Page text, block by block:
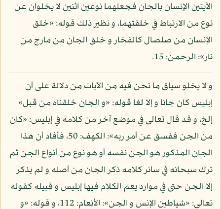
الآيتين الإنسان بالجان فجعلهما نوعين اثنين لا يخلوان عن
نوع من الارتباط في خلقتهما، و نظير ذلك قوله: «خلق
الإنسان من صلصال كالفخار و خلق الجان من مارج من
نار»: الرحمن: 15.
و لا يخلو سياق ما نحن فيه من الآيات من دلالة على أن
إبليس كان جانا و إلا لغا قوله: «و الجان خلقناه من قبل»
إلخ، و قد قال تعالى في موضع آخر من كلامه في إبليس: «كان
من الجن ففسق عن أمر ربه»: الكهف: 50، فأفاد أن هذا
الجان المذكور هو الجن نفسه أو هو نوع من أنواع الجن ثم
ترك سبحانه في سائر كلامه ذكر الجان من أصله و لم يذكر
إلا الجن حتى في موارد يعم الكلام فيها إبليس و قبيله كقوله
تعالى: «شياطين الإنس و الجن»: الأنعام: 112، و قوله: «و